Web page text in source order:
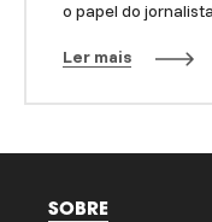
o papel do
Ler mais
SOBRE